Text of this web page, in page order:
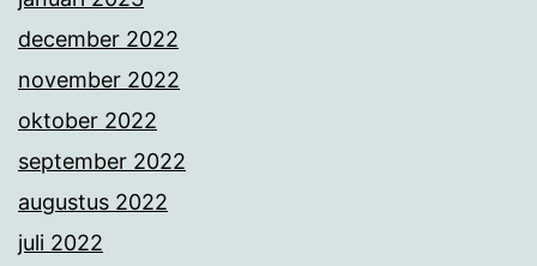
december 2022
november 2022
oktober 2022
september 2022
augustus 2022
juli 2022